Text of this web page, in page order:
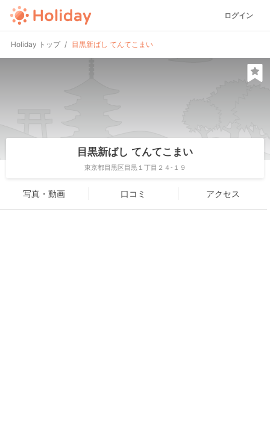
ログイン
Holiday トップ 目黒新ばし てんてこまい
目黒新ばし てんてこまい
東京都目黒区目黒１丁目２４-１９
写真・動画 口コミ アクセス